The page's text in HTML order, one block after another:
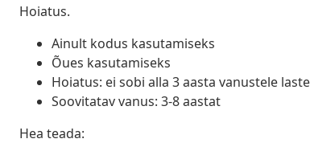
Hoiatus.
Ainult kodus kasutamiseks
Õues kasutamiseks
Hoiatus: ei sobi alla 3 aasta vanustele
Soovitatav vanus: 3-8 aastat
Hea teada: